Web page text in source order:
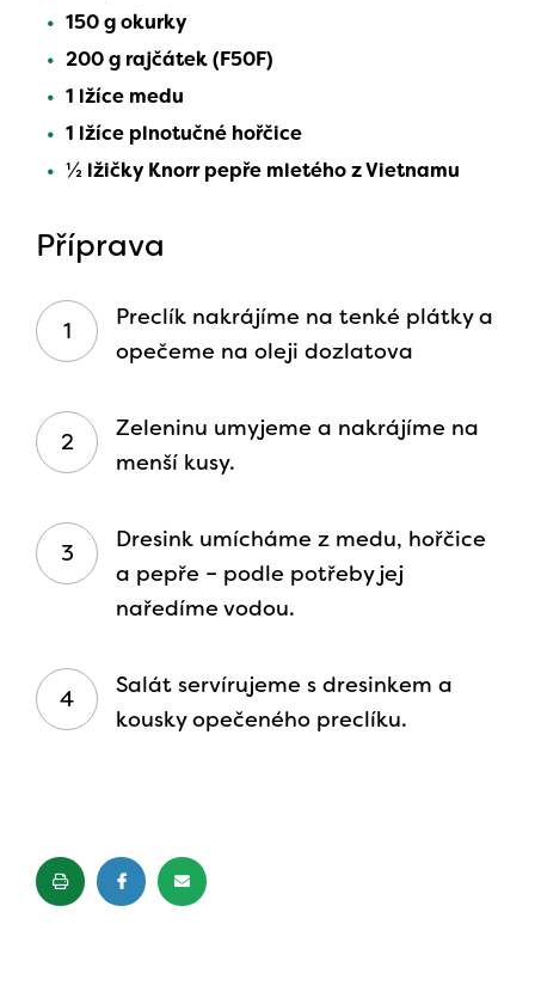
150 g okurky
200 g rajčátek (F50F)
1 lžíce medu
1 lžíce plnotučné hořčice
½ lžičky Knorr pepře mletého z Vietnamu
Příprava
Preclík nakrájíme na tenké plátky a
opečeme na oleji dozlatova
Zeleninu umyjeme a nakrájíme na
menší kusy.
Dresink umícháme z medu, hořčice
a pepře – podle potřeby jej
naředíme vodou.
Salát servírujeme s dresinkem a
kousky opečeného preclíku.